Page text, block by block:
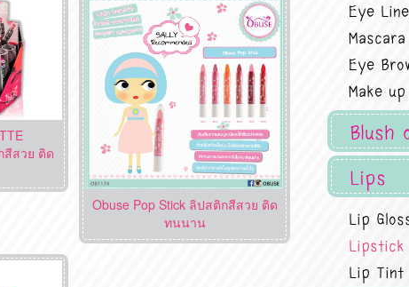
สีสวย ติด
Obuse Pop Stick ลิปสติกสีสวย ติด
ทนนาน
Eye
Mascara
Eye
Make
Blush
Lips
Lip
Lipstick
Lip Tint